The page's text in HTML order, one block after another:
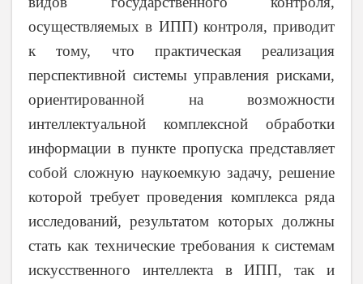
осуществляемых в ИПП) контроля, приводит
к тому, что практическая реализация
перспективной системы управления рисками,
ориентированной на возможности
интеллектуальной комплексной обработки
информации в пункте пропуска представляет
собой сложную наукоемкую задачу, решение
которой требует проведения комплекса ряда
исследований, результатом которых должны
стать как технические требования к системам
искусственного интеллекта в ИПП, так и